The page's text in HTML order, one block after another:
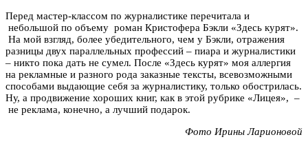
Перед мастер-классом по журналистике перечитала и
небольшой по объему роман Кристофера Бэкли «Здесь курят».
На мой взгляд, более убедительного, чем у Бэкли, отражения
разницы двух параллельных профессий – пиара и журналистики
– никто пока дать не сумел. После «Здесь курят» моя аллергия
на рекламные и разного рода заказные тексты, всевозможными
способами выдающие себя за журналистику, только обострилась.
Ну, а продвижение хороших книг, как в этой рубрике «Лицея», –
не реклама, конечно, а лучший подарок.
Фото Ирины Ларионовой